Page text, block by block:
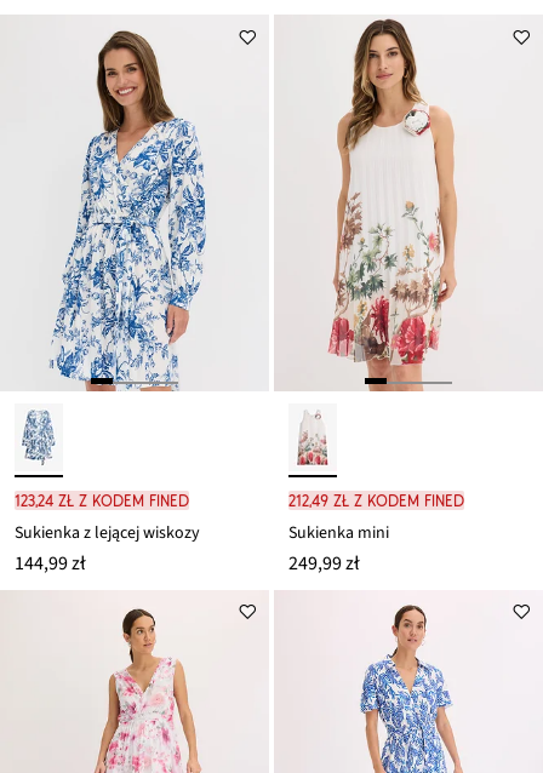
ceny
159,99 zł
123,24 zł z kodem FINED
Sukienka z lejącej wiskozy
144,99 zł
212,49 zł z kodem FINED
Sukienka mini
249,99 zł